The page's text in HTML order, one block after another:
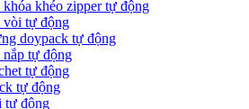
khéo zipper tự động
vòi tự động
doypack tự động
tự động
tự động
tự động
tự động